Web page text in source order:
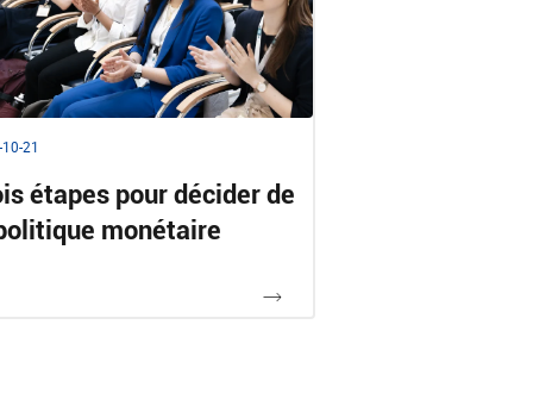
21
étapes pour décider de
monétaire